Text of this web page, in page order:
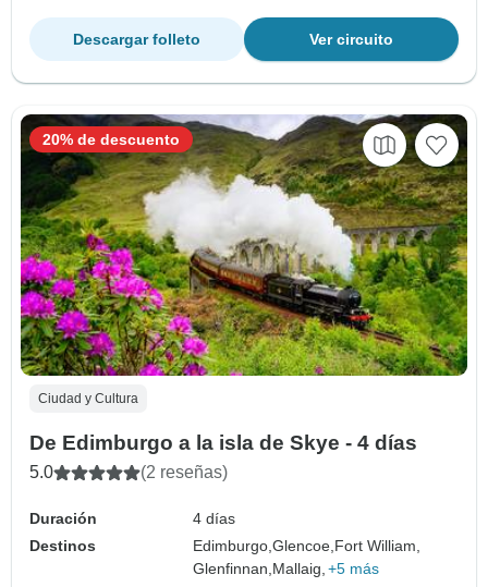
Ver circuito
Descargar folleto
Ciudad y Cultura
De Edimburgo a la isla de Skye - 4 días
5.0 (2 reseñas)
Duración
4 días
Destinos
Edimburgo,Glencoe, Fort William,
Glenfinnan, Mallaig, +5 más
20% de descuento